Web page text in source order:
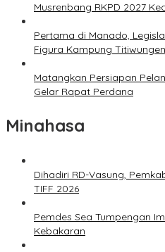
Musrenbang RKPD 2027
Pertama di Manado,
Figura Kampung
Matangkan Persiapan
Gelar Rapat Perdana
Minahasa
Dihadiri RD-Vasung,
TIFF 2026
Pemdes Sea Tumpengan
Kebakaran